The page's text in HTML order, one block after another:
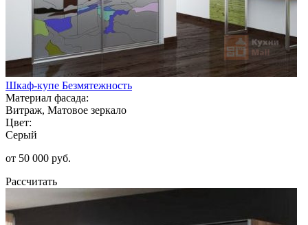
Шкаф-купе Безмятежность
Материал фасада:
Витраж, Матовое зеркало
Цвет:
Серый
от 50 000 руб.
Рассчитать